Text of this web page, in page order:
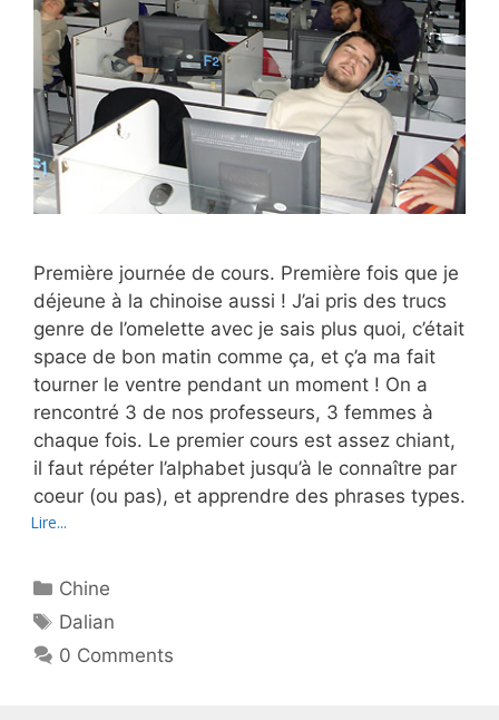
Première journée de cours. Première fois que je
déjeune à la chinoise aussi ! J’ai pris des trucs
genre de l’omelette avec je sais plus quoi, c’était
space de bon matin comme ça, et ç’a ma fait
tourner le ventre pendant un moment ! On a
rencontré 3 de nos professeurs, 3 femmes à
chaque fois. Le premier cours est assez chiant,
il faut répéter l’alphabet jusqu’à le connaître par
coeur (ou pas), et apprendre des phrases types.
Lire...
Catégories
Chine
Étiquettes
Dalian
0 Comments